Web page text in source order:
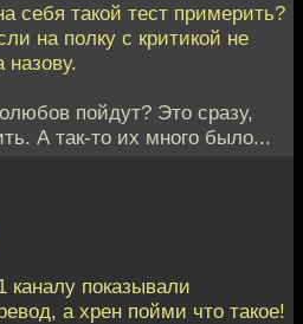
себя такой тест примерить?
на полку с критикой не
пойдут? Это сразу,
А так-то их много было...
каналу показывали
а хрен пойми что такое!